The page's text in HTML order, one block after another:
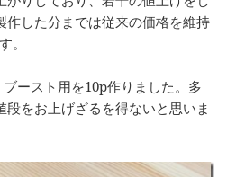
作した分までは従来の価格を維持
。
ースト用を10p作りました。多
段をお上げざるを得ないと思いま